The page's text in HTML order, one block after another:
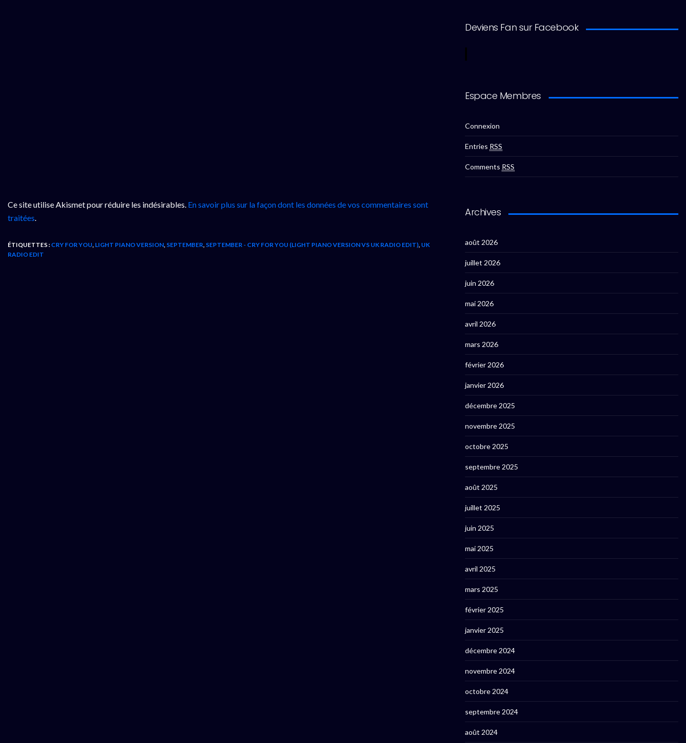
Ce site utilise Akismet pour réduire les indésirables. En savoir plus sur la façon dont les données de vos commentaires sont
traitées.
ÉTIQUETTES : CRY FOR YOU, LIGHT PIANO VERSION, SEPTEMBER, SEPTEMBER - CRY FOR YOU (LIGHT PIANO VERSION VS UK RADIO EDIT), UK
RADIO EDIT
Deviens Fan sur Facebook
Espace Membres
Connexion
Entries RSS
Comments RSS
Archives
août 2026
juillet 2026
juin 2026
mai 2026
avril 2026
mars 2026
février 2026
janvier 2026
décembre 2025
novembre 2025
octobre 2025
septembre 2025
août 2025
juillet 2025
juin 2025
mai 2025
avril 2025
mars 2025
février 2025
janvier 2025
décembre 2024
novembre 2024
octobre 2024
septembre 2024
août 2024